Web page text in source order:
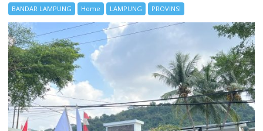
BANDAR LAMPUNG Home LAMPUNG PROVINSI